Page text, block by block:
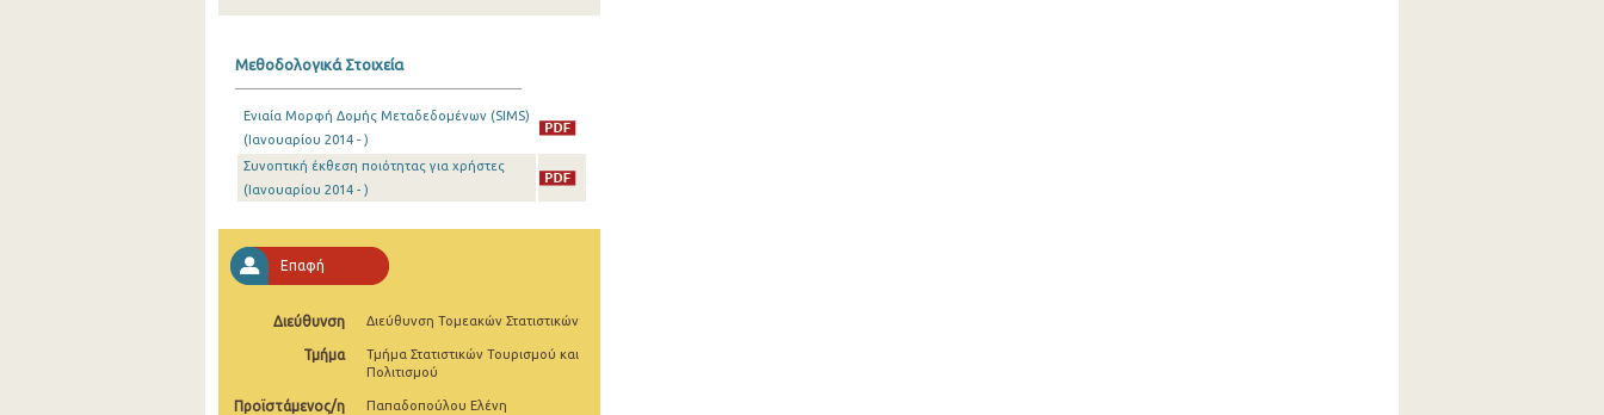
Μαΐου 2025
Απριλίου 2025
Φεβρουαρίου 2025
Μεθοδολογικά Στοιχεία
Ενιαία Μορφή Δομής Μεταδεδομένων (SIMS)
(Ιανουαρίου 2014 - )
Συνοπτική έκθεση ποιότητας για χρήστες
(Ιανουαρίου 2014 - )
Επαφή
Διεύθυνση Διεύθυνση Τομεακών Στατιστικών
Τμήμα
Τμήμα Στατιστικών Τουρισμού και
Πολιτισμού
Προϊστάμενος/η Παπαδοπούλου Ελένη